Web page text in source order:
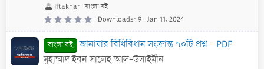
s
)
Iftakhar বাংলা বই
0
0
s
t
a
r
Downloads 9 Jan 11, 2024
বাংলা বই
জানাযার বিধিবিধান সংক্রান্ত ৭০টি প্রশ্ন - PDF
মুহাম্মাদ ইবন সালেহ আল-উসাইমীন